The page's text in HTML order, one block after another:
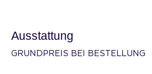
Ausstattung
GRUNDPREIS BEI BESTELLUNG